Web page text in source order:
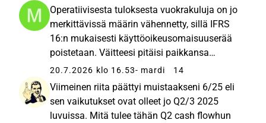
Operatiivisesta tuloksesta vuokrakuluja on jo
merkittävissä määrin vähennetty, sillä IFRS
16:n mukaisesti käyttöoikeusomaisuuserää
poistetaan. Väitteesi pitäisi paikkansa
EBITDA-tasolla, jolloin näitä poistoja (=
yleensä karkeasti vuokria) ei olisi vielä tehty,
mutta EBIT-tasolla...
20.7.2026 klo 16.53- mardi 14
Viimeinen riita päättyi muistaakseni 6/25 eli
sen vaikutukset ovat olleet jo Q2/3 2025
luvuissa. Mitä tulee tähän Q2 cash flowhun